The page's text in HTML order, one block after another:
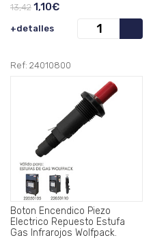
13,42 1,10€
+detalles
Ref: 24010800
Boton Encendico Piezo
Electrico Repuesto Estufa
Gas Infrarojos Wolfpack.